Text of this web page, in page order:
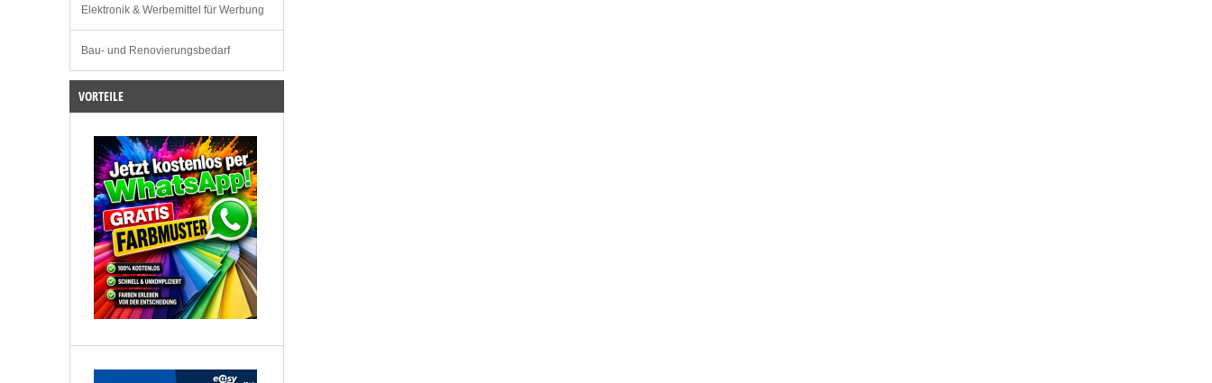
Elektronik & Werbemittel für Werbung
Bau- und Renovierungsbedarf
VORTEILE